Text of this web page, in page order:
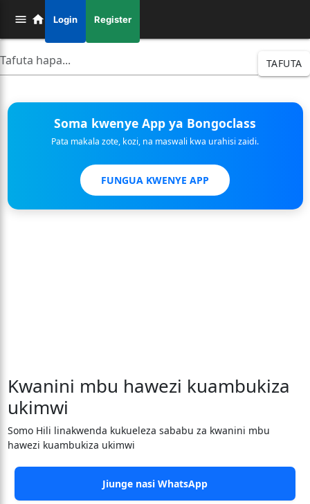
Login Register
TAFUTA
Soma kwenye App ya Bongoclass
Pata makala zote, kozi, na maswali kwa urahisi zaidi.
FUNGUA KWENYE APP
Kwanini mbu hawezi kuambukiza
ukimwi
Somo Hili linakwenda kukueleza sababu za kwanini mbu
hawezi kuambukiza ukimwi
Jiunge nasi WhatsApp